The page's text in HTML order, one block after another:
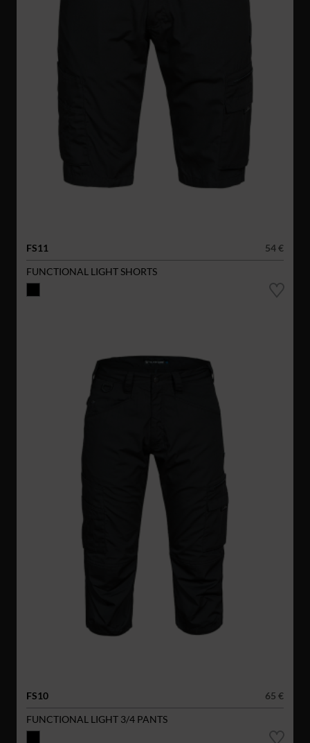
FS11
54 €
FUNCTIONAL LIGHT SHORTS
FS10
65 €
FUNCTIONAL LIGHT 3/4 PANTS